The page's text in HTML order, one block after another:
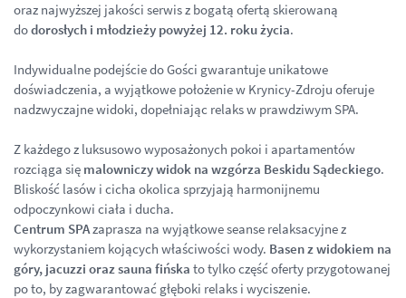
oraz najwyższej jakości serwis z bogatą ofertą skierowaną
dodorosłych i młodzieży powyżej 12. roku życia.
Indywidualne podejście do Gości gwarantuje unikatowe
doświadczenia, a wyjątkowe położenie w Krynicy-Zdroju oferuje
nadzwyczajne widoki, dopełniając relaks w prawdziwym SPA.
Z każdego z luksusowo wyposażonych pokoi i apartamentów
rozciąga się malowniczy widok na wzgórza Beskidu Sądeckiego.
Bliskość lasów i cicha okolica sprzyjają harmonijnemu
odpoczynkowi ciała i ducha.
Centrum SPAzaprasza na wyjątkowe seanse relaksacyjne z
wykorzystaniem kojących właściwości wody. Basen z widokiem na
góry, jacuzzi oraz sauna fińska to tylko część oferty przygotowanej
po to, by zagwarantować głęboki relaks i wyciszenie.